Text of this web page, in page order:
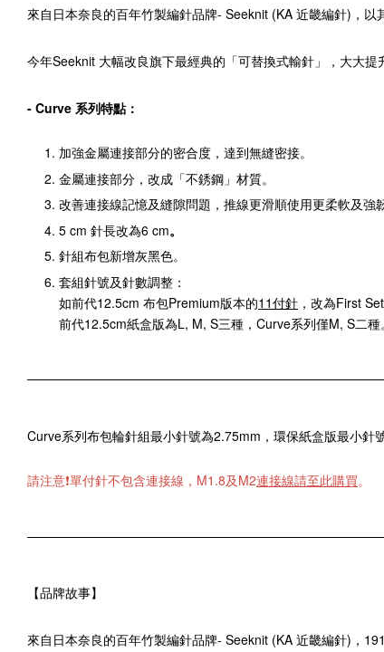
來自日本奈良的百年竹製編針品牌- Seeknit (KA 近畿編針)，以
今年Seeknit 大幅改良旗下最經典的「可替換式輸針」，大大提
- Curve 系列特點：
加強金屬連接部分的密合度，達到無縫密接。
金屬連接部分，改成「不銹鋼」材質。
改善連接線記憶及縫隙問題，推線更滑順使用更柔軟及強
5 cm 針長改為6 cm。
針組布包新增灰黑色。
套組針號及針數調整：
如前代12.5cm 布包Premium版本的11付針 ，改為First
前代12.5cm紙盒版為L, M, S三種，Curve系列僅M, S二種。
Curve系列布包輪針組最小針號為2.75mm，環保紙盒版最小針
請注意❗️單付針不包含連接線，M1.8及M2連接線請至此購買。
【品牌故事】
來自日本奈良的百年竹製編針品牌- Seeknit (KA 近畿編針)，